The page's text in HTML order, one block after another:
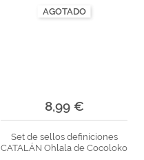
AGOTADO
8,99 €
Set de sellos definiciones
CATALÁN Ohlala de Cocoloko